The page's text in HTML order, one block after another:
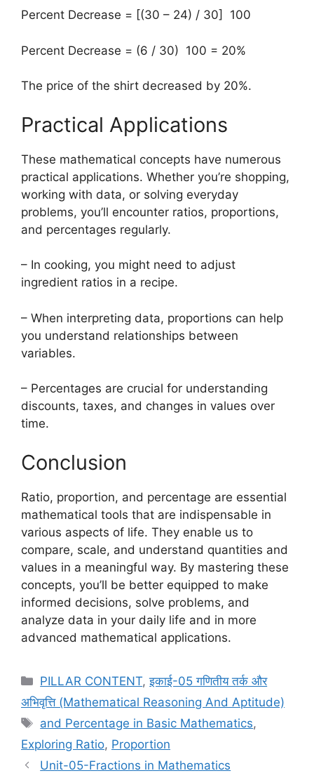
Percent Decrease = [(30 – 24) / 30] 100
Percent Decrease = (6 / 30) 100 = 20%
The price of the shirt decreased by 20%.
Practical Applications
These mathematical concepts have numerous
practical applications. Whether you’re shopping,
working with data, or solving everyday
problems, you’ll encounter ratios, proportions,
and percentages regularly.
– In cooking, you might need to adjust
ingredient ratios in a recipe.
– When interpreting data, proportions can help
you understand relationships between
variables.
– Percentages are crucial for understanding
discounts, taxes, and changes in values over
time.
Conclusion
Ratio, proportion, and percentage are essential
mathematical tools that are indispensable in
various aspects of life. They enable us to
compare, scale, and understand quantities and
values in a meaningful way. By mastering these
concepts, you’ll be better equipped to make
informed decisions, solve problems, and
analyze data in your daily life and in more
advanced mathematical applications.
Categories
PILLAR CONTENT,इकाई-05 गणितीय तर्क और
अभिवृत्ति (Mathematical Reasoning And Aptitude)
Tags
and Percentage in Basic Mathematics,
Exploring Ratio, Proportion
Unit-05-Fractions in Mathematics